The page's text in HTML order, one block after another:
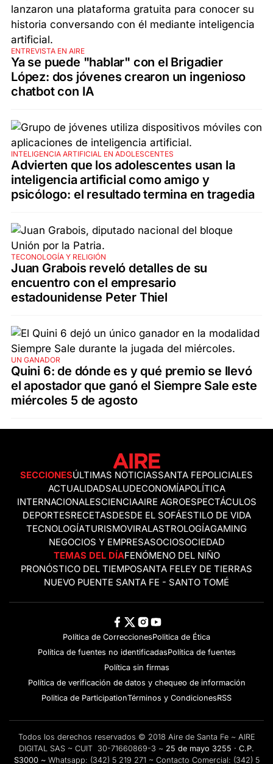
ENTREVISTA EN AIRE
Ya se puede "hablar" con el Brigadier
López: dos jóvenes crearon un ingenioso
chatbot con IA
INTELIGENCIA ARTIFICIAL EN ADOLESCENTES
Advierten que los adolescentes usan la
inteligencia artificial como amigo y
psicólogo: el resultado termina en tragedia
TECONOLOGÍA Y RELIGIÓN
Juan Grabois reveló detalles de su
encuentro con el empresario
estadounidense Peter Thiel
UN GANADOR
Quini 6: de dónde es y qué premio se llevó
el apostador que ganó el Siempre Sale este
miércoles 5 de agosto
SECCIONESÚLTIMAS NOTICIASSANTA FEPOLICIALES
ACTUALIDADSALUDECONOMÍAPOLÍTICA
INTERNACIONALESCIENCIAAIRE AGROESPECTÁCULOS
DEPORTESRECETASDESDE EL SOFÁESTILO DE VIDA
TECNOLOGÍATURISMOVIRALASTROLOGÍAGAMING
NEGOCIOS Y EMPRESASOCIOSOCIEDAD
TEMAS DEL DÍAFENÓMENO DEL NIÑO
PRONÓSTICO DEL TIEMPOSANTA FELEY DE TIERRAS
NUEVO PUENTE SANTA FE - SANTO TOMÉ
Política de CorreccionesPolitica de Ética
Política de fuentes no identificadasPolítica de fuentes
Política sin firmas
Política de verificación de datos y chequeo de información
Politica de ParticipationTérminos y CondicionesRSS
Todos los derechos reservados © 2018 Aire de Santa Fe ~ AIRE
DIGITAL SAS ~ CUIT 30-71660869-3 ~ 25 de mayo 3255 · C.P.
S3000 ~ Whatsapp: (342) 5 219 271 ~ Contacto Comercial: (342) 5